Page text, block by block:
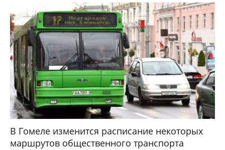
В Гомеле изменится расписание некоторых
маршрутов общественного транспорта